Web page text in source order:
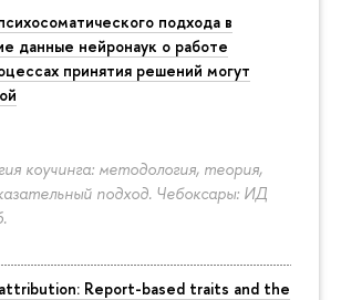
подхода в
данные нейронаук о работе
принятия решений могут
коучинга: методология, теория,
подход. Чебоксары: ИД
Report-based traits and the